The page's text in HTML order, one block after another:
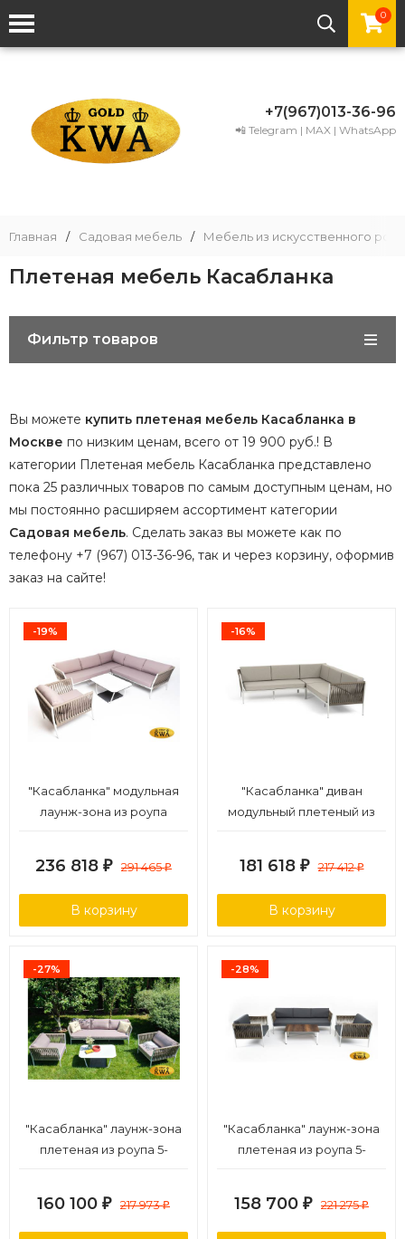
0
+7(967)013-36-96
📲 Telegram | MAX | WhatsApp
Главная / Садовая мебель / Мебель из искусственного
Плетеная мебель Касабланка
Фильтр товаров
Вы можете купить плетеная мебель Касабланка в
Москве по низким ценам, всего от 19 900 руб.! В
категории Плетеная мебель Касабланка представлено
пока 25 различных товаров по самым доступным ценам, но
мы постоянно расширяем ассортимент категории
Садовая мебель. Сделать заказ вы можете как по
телефону +7 (967) 013-36-96, так и через корзину, оформив
заказ на сайте!
-19%
"Касабланка" модульная
лаунж-зона из роупа
236 818 ₽ 291 465₽
В корзину
-16%
"Касабланка" диван
модульный плетеный из
23мм, ткань бежевая 15052
181 618 ₽ 217 412₽
В корзину
-27%
"Касабланка" лаунж-зона
плетеная из роупа 5-
160 100 ₽ 217 973₽
-28%
"Касабланка" лаунж-зона
плетеная из роупа 5-
158 700 ₽ 221 275₽